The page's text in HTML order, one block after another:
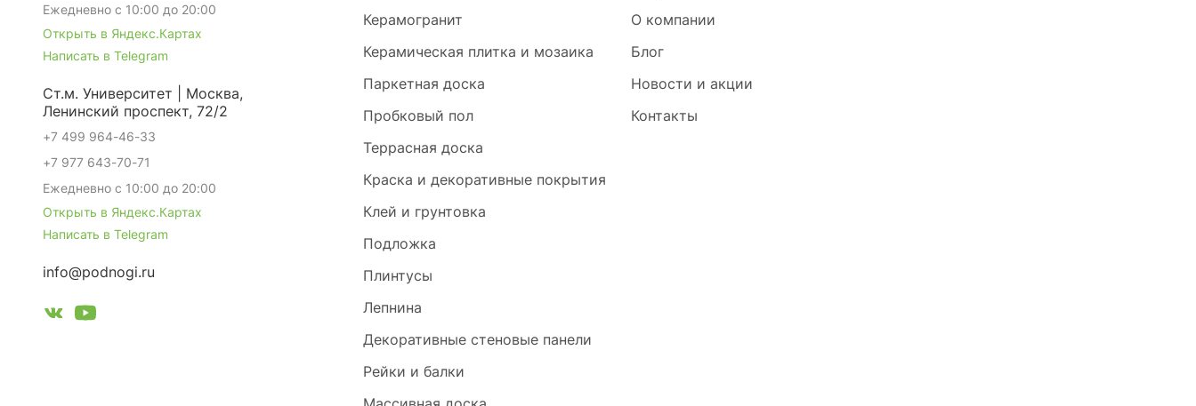
Керамогранит
Керамическая плитка и мозаика
Паркетная доска
Пробковый пол
Террасная доска
Краска и декоративные покрытия
Клей и грунтовка
Подложка
Плинтусы
Лепнина
Декоративные стеновые панели
Рейки и балки
О компании
Блог
Новости и акции
Контакты
Ежедневно с 10:00 до 20:00
Открыть в Яндекс.Картах
Написать в Telegram
Ст.м. Университет | Москва,
Ленинский проспект, 72/2
+7 499 964-46-33
+7 977 643-70-71
Ежедневно с 10:00 до 20:00
Открыть в Яндекс.Картах
Написать в Telegram
info@podnogi.ru